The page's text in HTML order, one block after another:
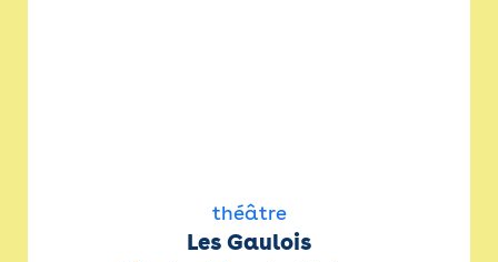
théâtre
Les Gaulois